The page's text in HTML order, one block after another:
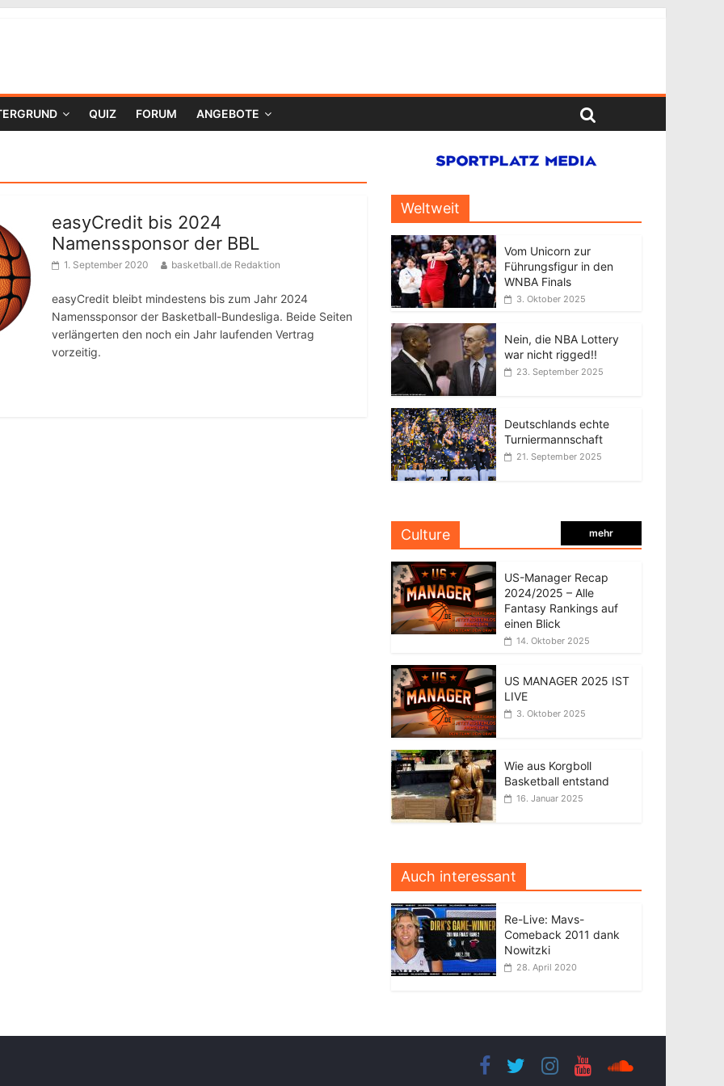
QUIZ FORUM ANGEBOTE
easyCredit bis 2024
Namenssponsor der BBL
1. September 2020 basketball.de Redaktion
easyCredit bleibt mindestens bis zum Jahr 2024
Namenssponsor der Basketball-Bundesliga. Beide Seiten
verlängerten den noch ein Jahr laufenden Vertrag
vorzeitig.
Weltweit
Vom Unicorn zur
Führungsfigur in den
WNBA Finals
3. Oktober 2025
Nein, die NBA Lottery
war nicht rigged!!
23. September 2025
Deutschlands echte
Turniermannschaft
21. September 2025
Culture mehr
US-Manager Recap
2024/2025 – Alle
Fantasy Rankings auf
einen Blick
14. Oktober 2025
US MANAGER 2025 IST
LIVE
3. Oktober 2025
Wie aus Korgboll
Basketball entstand
16. Januar 2025
Auch interessant
Re-Live: Mavs-
Comeback 2011 dank
Nowitzki
28. April 2020